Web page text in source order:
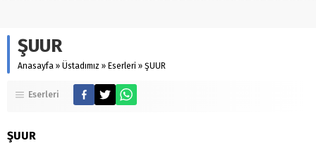
ŞUUR
Anasayfa » Üstadımız » Eserleri » ŞUUR
Eserleri
ŞUUR